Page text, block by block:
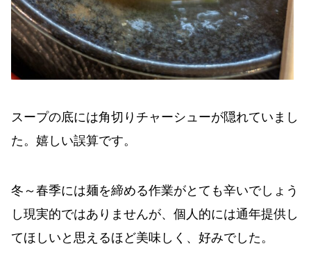
スープの底には角切りチャーシューが隠れていまし
た。嬉しい誤算です。
冬～春季には麺を締める作業がとても辛いでしょう
し現実的ではありませんが、個人的には通年提供し
てほしいと思えるほど美味しく、好みでした。